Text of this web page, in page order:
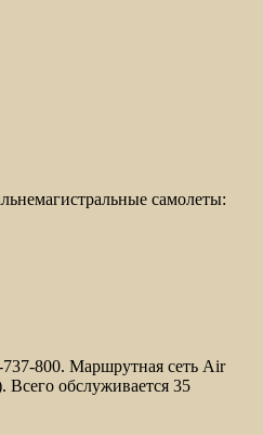
самолеты:
800. Маршрутная сеть Air
обслуживается 35